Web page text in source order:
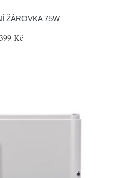
ŽÁROVKA 75W
Kč